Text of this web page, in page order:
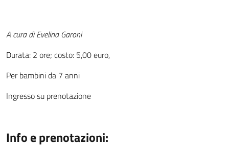
A cura di Evelina Garoni
Durata: 2 ore; costo: 5,00 euro,
Per bambini da 7 anni
Ingresso su prenotazione
Info e prenotazioni: